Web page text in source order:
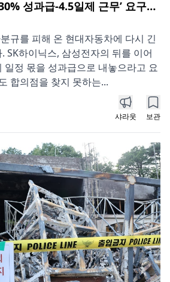
성과급-4.5일제 근무’ 요구…
규를 피해 온 현대자동차에 다시 긴
SK하이닉스, 삼성전자의 뒤를 이어
일정 몫을 성과급으로 내놓으라고 요
합의점을 찾지 못하는...
샤라웃 보관